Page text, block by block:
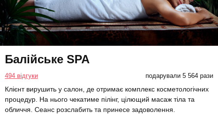
Балійське SPA
494 відгуки подарували 5 564 рази
Клієнт вирушить у салон, де отримає комплекс косметологічних
процедур. На нього чекатиме пілінг, цілющий масаж тіла та
обличчя. Сеанс розслабить та принесе задоволення.